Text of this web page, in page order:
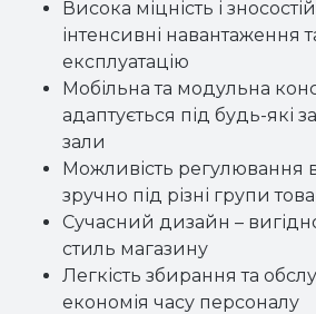
Висока міцність і
інтенсивні навантаження
експлуатацію
Мобільна та модульна
адаптується під будь-які
зали
Можливість регулювання
зручно під різні групи
Сучасний дизайн –
стиль магазину
Легкість збирання та
економія часу персоналу